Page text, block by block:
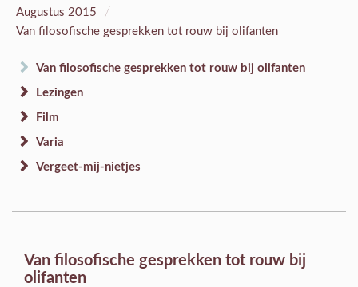
Augustus 2015 /
Van filosofische gesprekken tot rouw bij olifanten
Van filosofische gesprekken tot rouw bij olifanten
Lezingen
Film
Varia
Vergeet-mij-nietjes
Van filosofische gesprekken tot rouw bij
olifanten